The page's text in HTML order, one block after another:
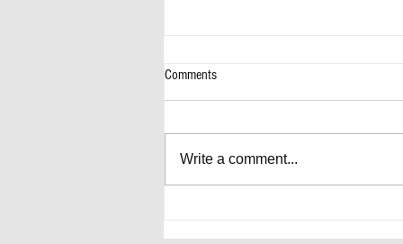
Comments
Write a comment...